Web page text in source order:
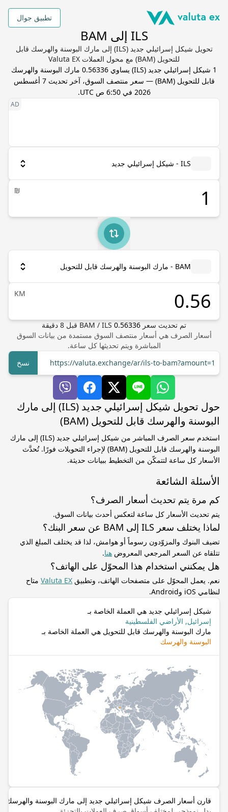
تطبيق جوال
ILS إلى BAM
تحويل شيكل إسرائيلي جديد (ILS) إلى مارك البوسنة والهرسك قابل
للتحويل (BAM) مع محول العملات Valuta EX
1 شيكل إسرائيلي جديد (
ILS) يساوي 0.56336 مارك البوسنة والهرسك
قابل للتحويل (
BAM) — سعر منتصف السوق، آخر تحديث
7 أغسطس
2026 في 6:50 ص UTC
.
ILS - شيكل إسرائيلي جديد
₪
BAM - مارك البوسنة والهرسك قابل للتحويل
KM
تم تحديث سعر BAM / ILS 0.56336 قبل 8 دقيقة
أسعار الصرف هي أسعار منتصف السوق مستمدة من بيانات السوق
المباشرة ويتم تحديثها كل ساعة.
https://valuta.exchange/ar/ils-to-bam?amount=1
نسخ
حول تحويل شيكل إسرائيلي جديد (ILS) إلى مارك
البوسنة والهرسك قابل للتحويل (BAM)
استخدم سعر الصرف المباشر من شيكل إسرائيلي جديد (ILS) إلى مارك
البوسنة والهرسك قابل للتحويل (BAM) لإجراء التحويلات فورًا. تُحدَّث
الأسعار كل ساعة لتتمكّن من التخطيط ببيانات حديثة.
الأسئلة الشائعة
كم مرة يتم تحديث أسعار الصرف؟
يتم تحديث الأسعار كل ساعة لتعكس أحدث بيانات السوق.
لماذا يختلف سعر ILS إلى BAM عن سعر البنك؟
تضيف البنوك والمزوّدون رسوماً أو هوامش، لذا قد يختلف المبلغ الذي
تتلقاه عن السعر المرجعي المعروض هنا.
هل يمكنني استخدام هذا المحوّل على الهاتف؟
نعم. يعمل المحوّل على متصفحات الهاتف، وتطبيق Valuta EX متاح
لنظامي iOS وAndroid.
شيكل إسرائيلي جديد هي العملة الخاصة بـ
إسرائيل, الأراضي الفلسطينية
مارك البوسنة والهرسك قابل للتحويل هي العملة الخاصة بـ
البوسنة والهرسك
قارن أسعار الصرف شيكل إسرائيلي جديد إلى مارك البوسنة والهرسك